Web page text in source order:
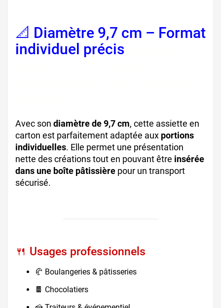
📐 Diamètre 9,7 cm – Format
individuel précis
Avec son diamètre de 9,7 cm, cette assiette en
carton est parfaitement adaptée aux portions
individuelles. Elle permet une présentation
nette des créations tout en pouvant être insérée
dans une boîte pâtissière pour un transport
sécurisé.
🍴 Usages professionnels
🥐 Boulangeries & pâtisseries
🍫 Chocolatiers